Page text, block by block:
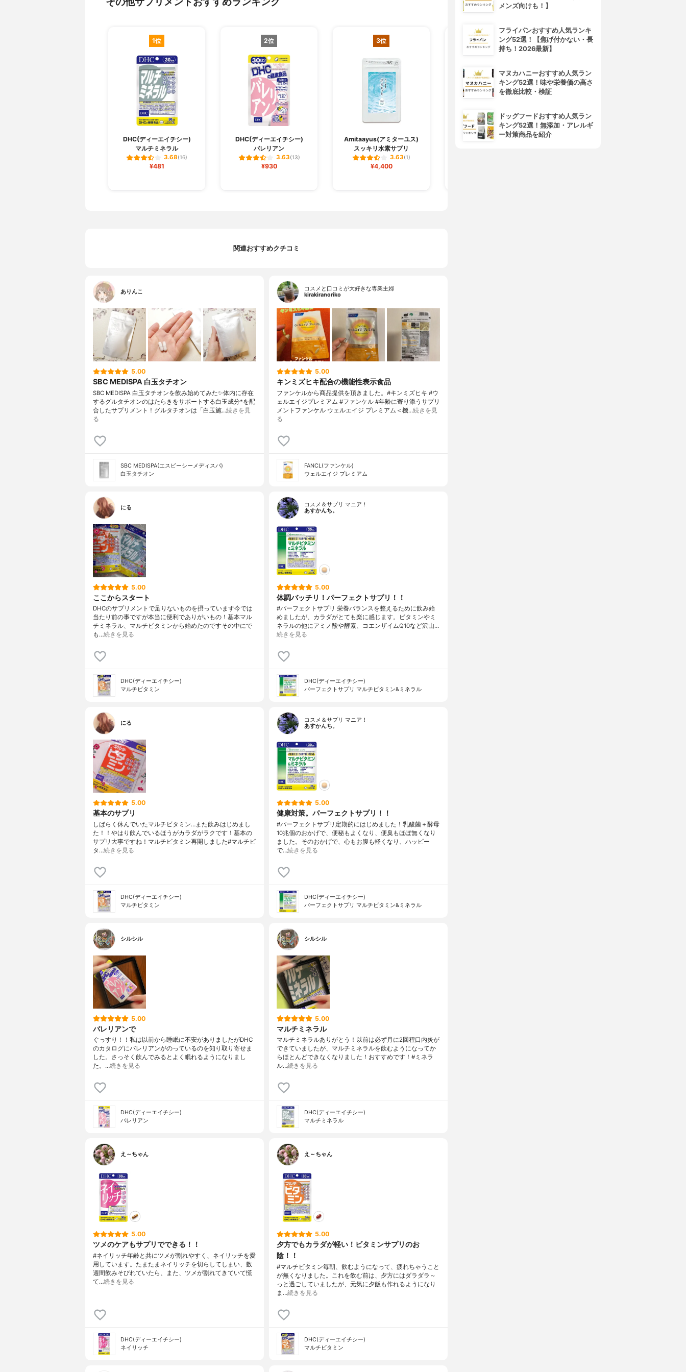
1位
DHC(ディーエイチシー)
マルチミネラル
3.68(16)
¥481
2位
DHC(ディーエイチシー)
バレリアン
3.63(13)
¥930
3位
Amitaayus(アミターユス)
スッキリ水素サプリ
3.63(1)
¥4,400
オーズインターナショナル
関連おすすめクチコミ
ありんこ
5.00
SBC MEDISPA 白玉タチオン
SBC MEDISPA 白玉タチオンを飲み始めてみた✨体内に存在
するグルタチオンのはたらきをサポートする白玉成分*を配
合したサプリメント！グルタチオンは「白玉施…続きを見
る
SBC MEDISPA(エスビーシーメディスパ)
白玉タチオン
コスメと口コミが大好きな専業主婦
kirakiranoriko
5.00
キンミズヒキ配合の機能性表示食品
ファンケルから商品提供を頂きました。#キンミズヒキ #ウ
ェルエイジプレミアム #ファンケル #年齢に寄り添うサプリ
メントファンケル ウェルエイジ プレミアム＜機…続きを見
る
FANCL(ファンケル)
ウェルエイジ プレミアム
にる
5.00
ここからスタート
DHCのサプリメントで足りないものを摂っています今では
当たり前の事ですが本当に便利でありがいもの！基本マル
チミネラル、マルチビタミンから始めたのですその中にで
も…続きを見る
DHC(ディーエイチシー)
マルチビタミン
コスメ＆サプリ マニア！
あすかんち。
5.00
体調バッチリ！パーフェクトサプリ！！
#パーフェクトサプリ 栄養バランスを整えるために飲み始
めましたが、カラダがとても楽に感じます。ビタミンやミ
ネラルの他にアミノ酸や酵素、コエンザイムQ10など沢山…
続きを見る
DHC(ディーエイチシー)
パーフェクトサプリ マルチビタミン&ミネラル
にる
5.00
基本のサプリ
しばらく休んでいたマルチビタミン…また飲みはじめまし
た！！やはり飲んでいるほうがカラダがラクです！基本の
サプリ大事ですね！マルチビタミン再開しました#マルチビ
タ…続きを見る
DHC(ディーエイチシー)
マルチビタミン
コスメ＆サプリ マニア！
あすかんち。
5.00
健康対策。パーフェクトサプリ！！
#パーフェクトサプリ定期的にはじめました！乳酸菌＋酵母
10兆個のおかげで、便秘もよくなり、便臭もほぼ無くなり
ました。そのおかげで、心もお腹も軽くなり、ハッピー
で…続きを見る
DHC(ディーエイチシー)
パーフェクトサプリ マルチビタミン&ミネラル
シルシル
5.00
バレリアンで
ぐっすり！！私は以前から睡眠に不安がありましたがDHC
のカタログにバレリアンがのっているのを知り取り寄せま
した。さっそく飲んでみるとよく眠れるようになりまし
た。…続きを見る
DHC(ディーエイチシー)
バレリアン
シルシル
5.00
マルチミネラル
マルチミネラルありがとう！以前は必ず月に2回程口内炎が
できていましたが、マルチミネラルを飲むようになってか
らほとんどできなくなりました！おすすめです！#ミネラ
ル…続きを見る
DHC(ディーエイチシー)
マルチミネラル
え～ちゃん
5.00
ツメのケアもサプリでできる！！
#ネイリッチ年齢と共にツメが割れやすく、ネイリッチを愛
用しています。たまたまネイリッチを切らしてしまい、数
週間飲みそびれていたら、また、ツメが割れてきていて慌
て…続きを見る
DHC(ディーエイチシー)
ネイリッチ
え～ちゃん
5.00
夕方でもカラダが軽い！ビタミンサプリのお
陰！！
#マルチビタミン毎朝、飲むようになって、疲れちゃうこと
が無くなりました。これを飲む前は、夕方にはダラダラ～
っと過ごしていましたが、元気に夕飯も作れるようになり
ま…続きを見る
DHC(ディーエイチシー)
マルチビタミン
メンズ向けも！】
フライパンおすすめ人気ランキ
ング52選！【焦げ付かない・長
持ち！2026最新】
マヌカハニーおすすめ人気ラン
キング52選！味や栄養価の高さ
を徹底比較・検証
ドッグフードおすすめ人気ラン
キング52選！無添加・アレルギ
ー対策商品を紹介